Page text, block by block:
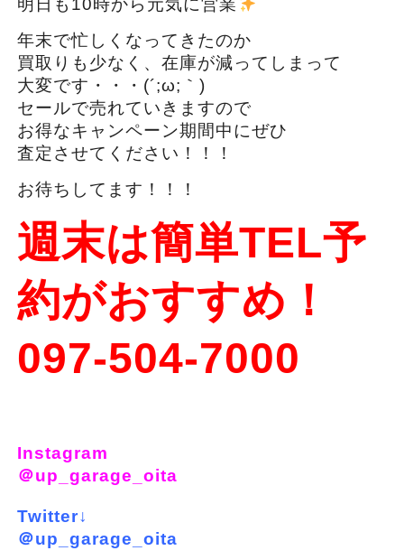
明日も10時から元気に営業
年末で忙しくなってきたのか
買取りも少なく、在庫が減ってしまって
大変です・・・(´;ω;｀)
セールで売れていきますので
お得なキャンペーン期間中にぜひ
査定させてください！！！
お待ちしてます！！！
週末は簡単TEL予
約がおすすめ！
097-504-7000
Instagram
＠up_garage_oita
Twitter↓
＠up_garage_oita